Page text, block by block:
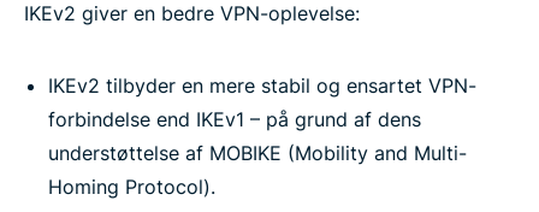
IKEv2 giver en bedre VPN-oplevelse:
IKEv2 tilbyder en mere stabil og ensartet VPN-
forbindelse end IKEv1 – på grund af dens
understøttelse af MOBIKE (Mobility and Multi-
Homing Protocol).